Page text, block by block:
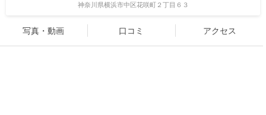
神奈川県横浜市中区花咲町２丁目６３
写真・動画 口コミ アクセス